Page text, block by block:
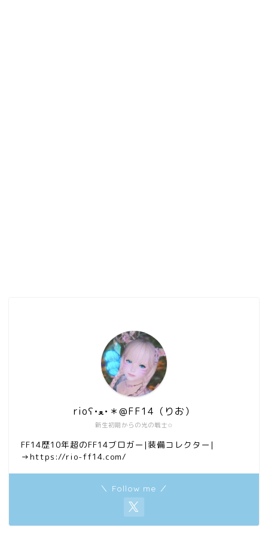
新生初期からの光の戦士✩
rioʕ•ﻌ•＊@FF14（りお）
FF14歴10年超のFF14ブロガー|装備コレクター|
→https://rio-ff14.com/
＼ Follow me ／